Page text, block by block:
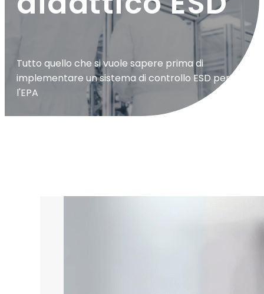
Tutto quello che si vuole sapere prima di
implementare un sistema di controllo ESD per
l'EPA